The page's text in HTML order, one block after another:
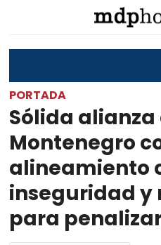
PORTADA
Sólida alianza
Montenegro
alineamiento
inseguridad y
para